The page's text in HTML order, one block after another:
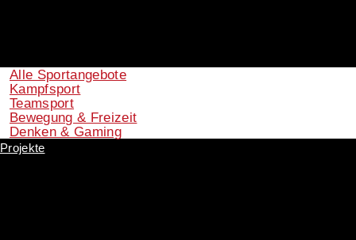
Alle Sportangebote
Kampfsport
Teamsport
Bewegung & Freizeit
Denken & Gaming
Projekte